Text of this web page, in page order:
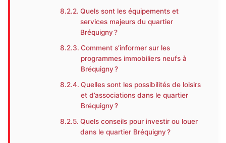
Quels sont les équipements et
services majeurs du quartier
Bréquigny ?
Comment s’informer sur les
programmes immobiliers neufs à
Bréquigny ?
Quelles sont les possibilités de loisirs
et d’associations dans le quartier
Bréquigny ?
Quels conseils pour investir ou louer
dans le quartier Bréquigny ?